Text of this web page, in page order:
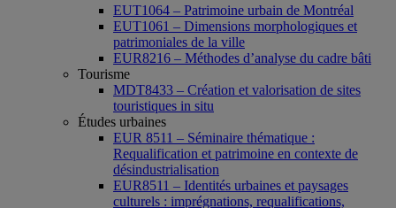
EUT1064 – Patrimoine urbain de Montréal
EUT1061 – Dimensions morphologiques et
patrimoniales de la ville
EUR8216 – Méthodes d’analyse du cadre bâti
Tourisme
MDT8433 – Création et valorisation de sites
touristiques in situ
Études urbaines
EUR 8511 – Séminaire thématique :
Requalification et patrimoine en contexte de
désindustrialisation
EUR8511 – Identités urbaines et paysages
culturels : imprégnations, requalifications,